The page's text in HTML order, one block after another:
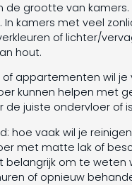
de grootte van
kamers met veel
of lichter/
hout.
of appartementen wil
kunnen helpen met
de juiste ondervloer of
hoe vaak wil je
met matte lak of
om te weten
of opnieuw